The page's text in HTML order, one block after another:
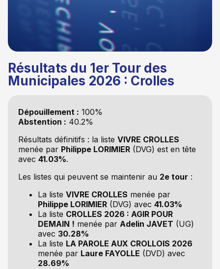
Résultats du 1er Tour des
Municipales 2026 : Crolles
Dépouillement : 100%
Abstention : 40.2%
Résultats définitifs : la liste VIVRE CROLLES
menée par Philippe LORIMIER(DVG) est en tête
avec 41.03%.
Les listes qui peuvent se maintenir au 2e tour :
La liste VIVRE CROLLES menée par
Philippe LORIMIER(DVG) avec 41.03%
La liste CROLLES 2026 : AGIR POUR
DEMAIN ! menée par Adelin JAVET (UG)
avec 30.28%
La liste LA PAROLE AUX CROLLOIS 2026
menée par Laure FAYOLLE (DVD) avec
28.69%